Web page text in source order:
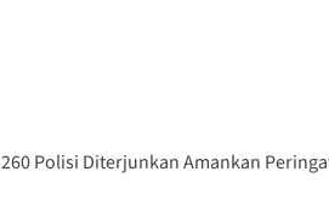
260 Polisi Diterjunkan Amankan